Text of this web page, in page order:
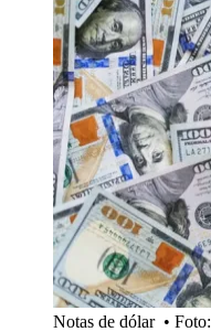
Notas de dólar•